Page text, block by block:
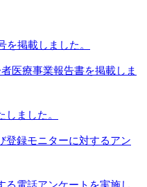
を掲載しました。
医療事業報告書を掲載しま
ました。
登録モニターに対するアン
る電話アンケートを実施し